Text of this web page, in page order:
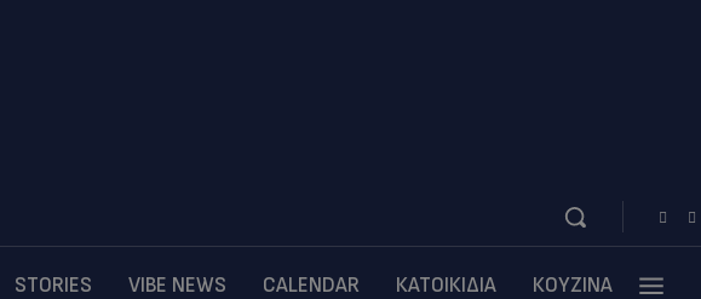
STORIES VIBE NEWS CALENDAR ΚΑΤΟΙΚΙΔΙΑ ΚΟΥΖΙΝΑ